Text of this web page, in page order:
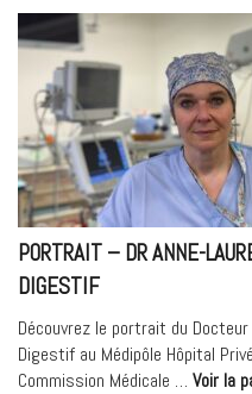
Hôpital
Mutualiste
s’engage
dans
la
en
oncologie »
PORTRAIT – DR ANNE-
DIGESTIF
Découvrez le portrait du
Digestif au Médipôle Hôpital
Commission Médicale … Voir la